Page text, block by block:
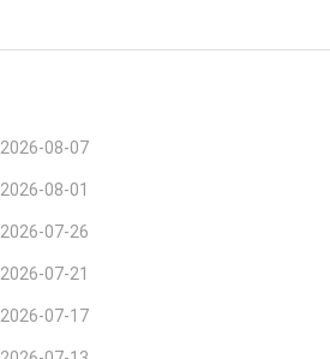
2026-08-07
2026-08-01
2026-07-26
2026-07-21
2026-07-17